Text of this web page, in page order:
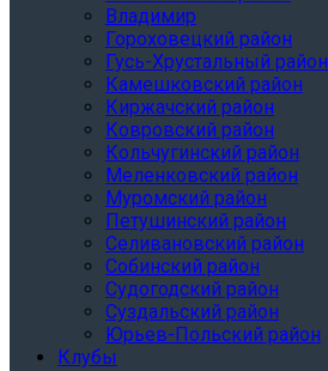
Владимир
Гороховецкий район
Гусь-Хрустальный район
Камешковский район
Киржачский район
Ковровский район
Кольчугинский район
Меленковский район
Муромский район
Петушинский район
Селивановский район
Собинский район
Судогодский район
Суздальский район
Юрьев-Польский район
Клубы